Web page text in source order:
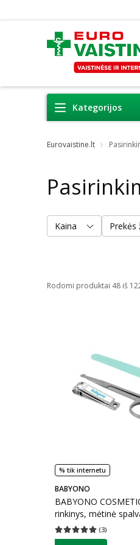
Kategorijos
Eurovaistine.lt
Kaina Prekės
Rodomi produktai 48 iš
% tik internetu
BABYONO
BABYONO
rinkinys, mėtinė
(3)
Vidutinis įvertinimas 5.00